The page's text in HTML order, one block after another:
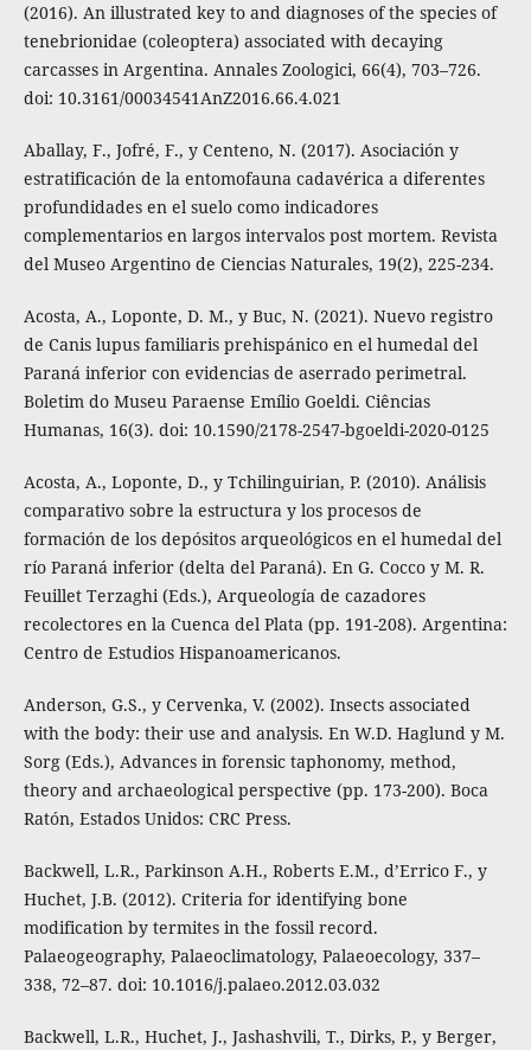
(2016). An illustrated key to and diagnoses of the species of
tenebrionidae (coleoptera) associated with decaying
carcasses in Argentina. Annales Zoologici, 66(4), 703–726.
doi: 10.3161/00034541AnZ2016.66.4.021
Aballay, F., Jofré, F., y Centeno, N. (2017). Asociación y
estratificación de la entomofauna cadavérica a diferentes
profundidades en el suelo como indicadores
complementarios en largos intervalos post mortem. Revista
del Museo Argentino de Ciencias Naturales, 19(2), 225-234.
Acosta, A., Loponte, D. M., y Buc, N. (2021). Nuevo registro
de Canis lupus familiaris prehispánico en el humedal del
Paraná inferior con evidencias de aserrado perimetral.
Boletim do Museu Paraense Emílio Goeldi. Ciências
Humanas, 16(3). doi: 10.1590/2178-2547-bgoeldi-2020-0125
Acosta, A., Loponte, D., y Tchilinguirian, P. (2010). Análisis
comparativo sobre la estructura y los procesos de
formación de los depósitos arqueológicos en el humedal del
río Paraná inferior (delta del Paraná). En G. Cocco y M. R.
Feuillet Terzaghi (Eds.), Arqueología de cazadores
recolectores en la Cuenca del Plata (pp. 191-208). Argentina:
Centro de Estudios Hispanoamericanos.
Anderson, G.S., y Cervenka, V. (2002). Insects associated
with the body: their use and analysis. En W.D. Haglund y M.
Sorg (Eds.), Advances in forensic taphonomy, method,
theory and archaeological perspective (pp. 173-200). Boca
Ratón, Estados Unidos: CRC Press.
Backwell, L.R., Parkinson A.H., Roberts E.M., d’Errico F., y
Huchet, J.B. (2012). Criteria for identifying bone
modification by termites in the fossil record.
Palaeogeography, Palaeoclimatology, Palaeoecology, 337–
338, 72–87. doi: 10.1016/j.palaeo.2012.03.032
Backwell, L.R., Huchet, J., Jashashvili, T., Dirks, P., y Berger,